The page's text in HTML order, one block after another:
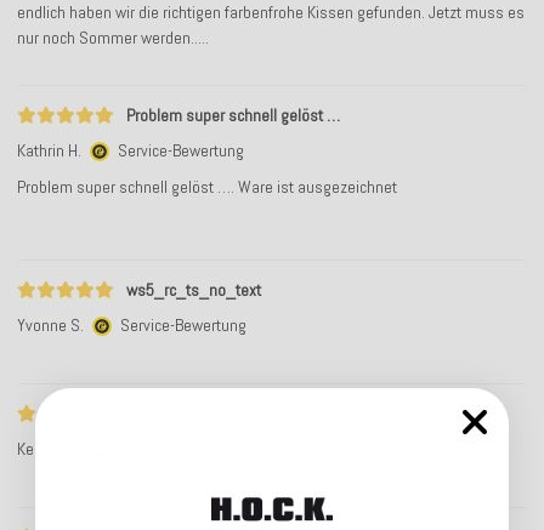
endlich haben wir die richtigen farbenfrohe Kissen gefunden. Jetzt muss es
nur noch Sommer werden.....
Problem super schnell gelöst …
Kathrin H.
Service-Bewertung
Problem super schnell gelöst …. Ware ist ausgezeichnet
ws5_rc_ts_no_text
Yvonne S.
Service-Bewertung
Kerstin H.